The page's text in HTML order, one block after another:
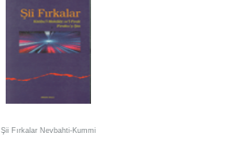
Şii Fırkalar Nevbahti-Kummi